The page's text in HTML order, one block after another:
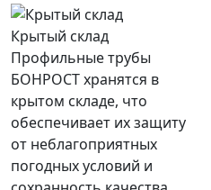
Крытый склад
Профильные трубы
БОНРОСТ хранятся в
крытом складе, что
обеспечивает их защиту
от неблагоприятных
погодных условий и